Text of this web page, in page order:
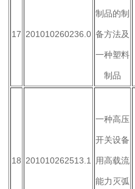
17 201010260236.0
制品的制
备方法及
一种塑料
制品
18 201010262513.1
一种高压
开关设备
用高载流
能力灭弧